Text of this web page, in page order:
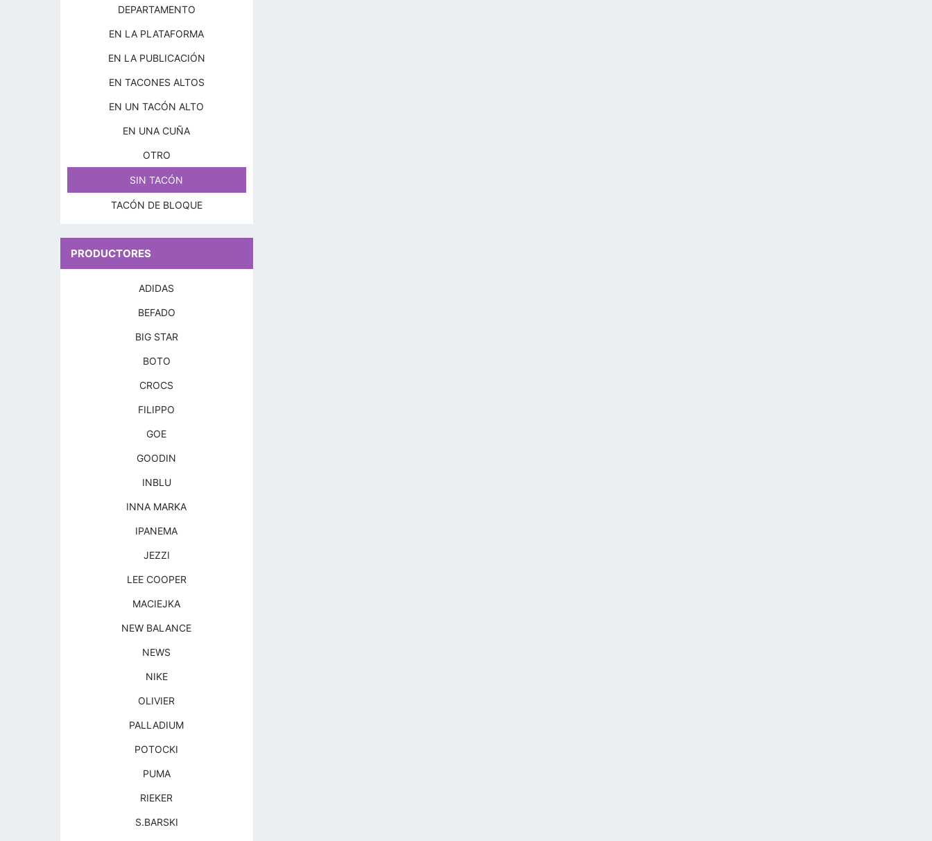
DEPARTAMENTO
EN LA PLATAFORMA
EN LA PUBLICACIÓN
EN TACONES ALTOS
EN UN TACÓN ALTO
EN UNA CUÑA
OTRO
SIN TACÓN
TACÓN DE BLOQUE
PRODUCTORES
ADIDAS
BEFADO
BIG STAR
BOTO
CROCS
FILIPPO
GOE
GOODIN
INBLU
INNA MARKA
IPANEMA
JEZZI
LEE COOPER
MACIEJKA
NEW BALANCE
NEWS
NIKE
OLIVIER
PALLADIUM
POTOCKI
PUMA
RIEKER
S.BARSKI